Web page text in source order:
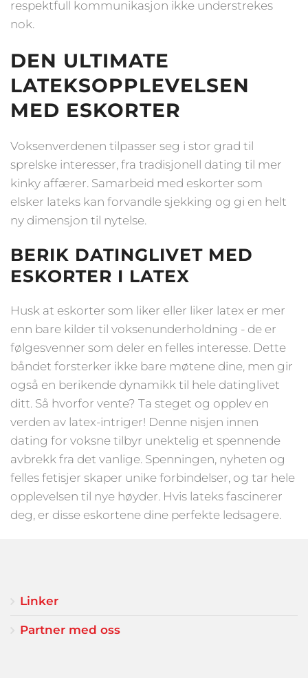
respektfull kommunikasjon ikke understrekes
nok.
DEN ULTIMATE
LATEKSOPPLEVELSEN
MED ESKORTER
Voksenverdenen tilpasser seg i stor grad til
sprelske interesser, fra tradisjonell dating til mer
kinky affærer. Samarbeid med eskorter som
elsker lateks kan forvandle sjekking og gi en helt
ny dimensjon til nytelse.
BERIK DATINGLIVET MED
ESKORTER I LATEX
Husk at eskorter som liker eller liker latex er mer
enn bare kilder til voksenunderholdning - de er
følgesvenner som deler en felles interesse. Dette
båndet forsterker ikke bare møtene dine, men gir
også en berikende dynamikk til hele datinglivet
ditt. Så hvorfor vente? Ta steget og opplev en
verden av latex-intriger! Denne nisjen innen
dating for voksne tilbyr unektelig et spennende
avbrekk fra det vanlige. Spenningen, nyheten og
felles fetisjer skaper unike forbindelser, og tar hele
opplevelsen til nye høyder. Hvis lateks fascinerer
deg, er disse eskortene dine perfekte ledsagere.
Linker
Partner med oss